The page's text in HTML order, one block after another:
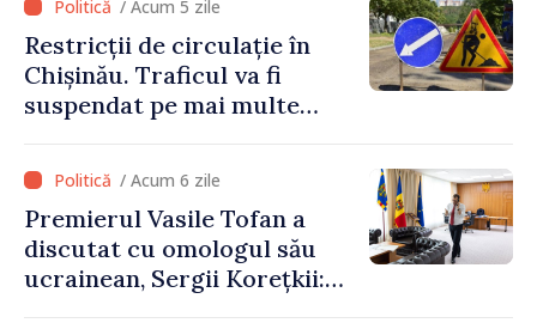
/ Acum 5 zile
Restricții de circulație în
Chișinău. Traficul va fi
suspendat pe mai multe
/ Acum 6 zile
Premierul Vasile Tofan a
discutat cu omologul său
ucrainean, Sergii Korețkii: